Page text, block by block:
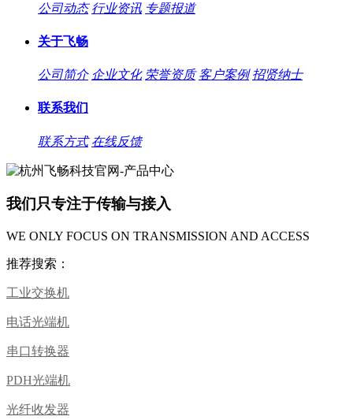
公司动态 行业资讯 专题报道
关于飞畅
公司简介 企业文化 荣誉资质 客户案例 招贤纳士
联系我们
联系方式 在线反馈
我们只专注于传输与接入
WE ONLY FOCUS ON TRANSMISSION AND ACCESS
推荐搜索：
工业交换机
电话光端机
串口转换器
PDH光端机
光纤收发器